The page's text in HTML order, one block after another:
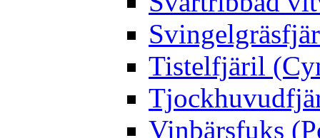
Tistelfjäril
Vinbärsfuks